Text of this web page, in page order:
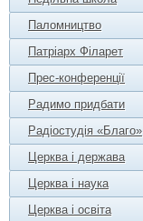
Паломництво
Патріарх Філарет
Прес-конференції
Радимо придбати
Радіостудія «Благо»
Церква і держава
Церква і наука
Церква і освіта